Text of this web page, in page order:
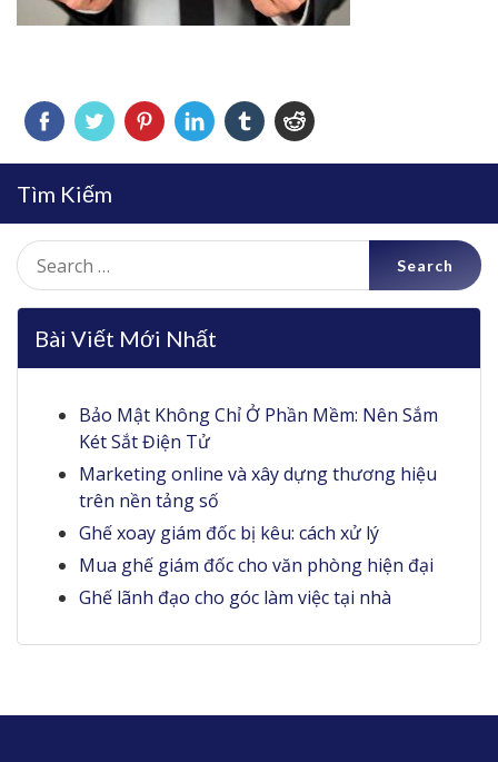
Tìm Kiếm
Search
for:
Bài Viết Mới Nhất
Bảo Mật Không Chỉ Ở Phần Mềm: Nên Sắm
Két Sắt Điện Tử
Marketing online và xây dựng thương hiệu
trên nền tảng số
Ghế xoay giám đốc bị kêu: cách xử lý
Mua ghế giám đốc cho văn phòng hiện đại
Ghế lãnh đạo cho góc làm việc tại nhà